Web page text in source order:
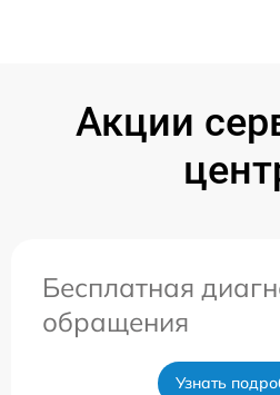
Акции
Бесплатная
обращения
Узнать